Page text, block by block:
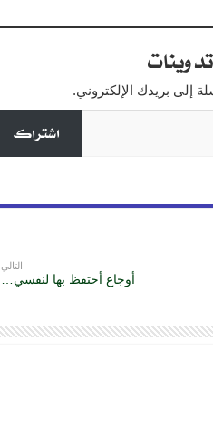
إلى بريدك الإلكتروني.
اشتراك
التالي
أوجاع أحتفظ بها لنفسي…